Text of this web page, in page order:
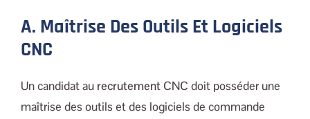
A. Maîtrise Des Outils Et Logiciels
CNC
Un candidat au recrutement CNC doit posséder une
maîtrise des outils et des logiciels de commande